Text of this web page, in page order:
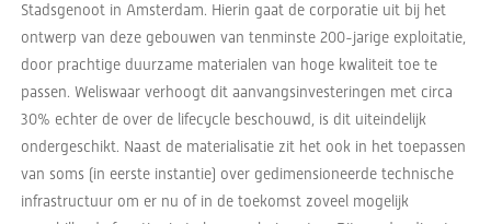
Stadsgenoot in Amsterdam. Hierin gaat de corporatie uit bij het
ontwerp van deze gebouwen van tenminste 200-jarige exploitatie,
door prachtige duurzame materialen van hoge kwaliteit toe te
passen. Weliswaar verhoogt dit aanvangsinvesteringen met circa
30% echter de over de lifecycle beschouwd, is dit uiteindelijk
ondergeschikt. Naast de materialisatie zit het ook in het toepassen
van soms (in eerste instantie) over gedimensioneerde technische
infrastructuur om er nu of in de toekomst zoveel mogelijk